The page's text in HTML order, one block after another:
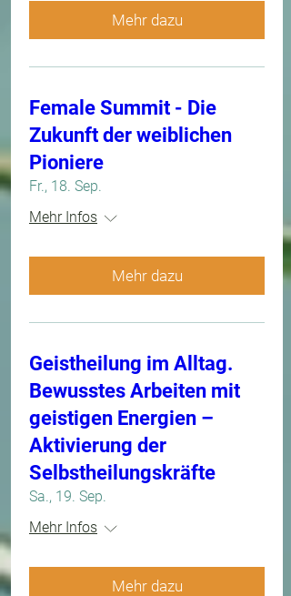
Mehr dazu
Female Summit - Die
Zukunft der weiblichen
Pioniere
Fr., 18. Sep.
Mehr Infos
Mehr dazu
Geistheilung im Alltag.
Bewusstes Arbeiten mit
geistigen Energien –
Aktivierung der
Selbstheilungskräfte
Sa., 19. Sep.
Mehr Infos
Mehr dazu